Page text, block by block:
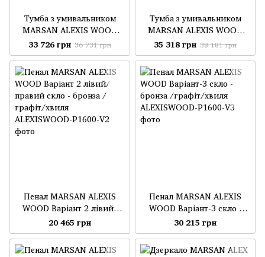
Тумба з умивальником
MARSAN ALEXIS WOOD
1200 Варіант-5
33 726 грн 36 731 грн
Тумба з умивальником
MARSAN ALEXIS WOOD
1200(2) Варіант-4
35 318 грн 38 181 грн
Пенал MARSAN ALEXIS
WOOD Варіант 2 лівий/
правий скло - бронза /
графіт/хвиля
20 465 грн
Пенал MARSAN ALEXIS
WOOD Варіант-3 скло -
бронза /графіт/хвиля
30 215 грн